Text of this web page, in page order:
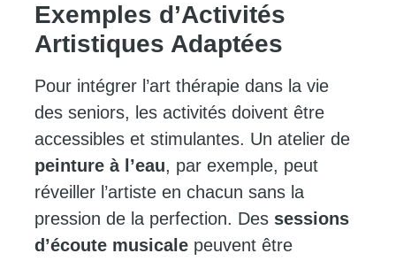
Exemples d’Activités
Artistiques Adaptées
Pour intégrer l’art thérapie dans la vie
des seniors, les activités doivent être
accessibles et stimulantes. Un atelier de
peinture à l’eau, par exemple, peut
réveiller l’artiste en chacun sans la
pression de la perfection. Des sessions
d’écoute musicale peuvent être